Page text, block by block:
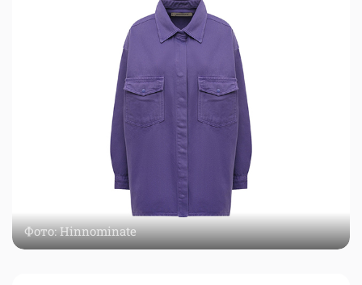
Фото: Hinnominate